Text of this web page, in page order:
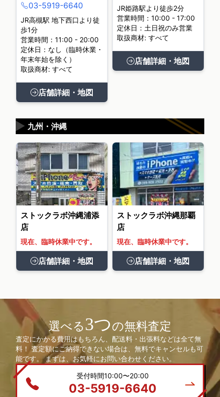
03-5919-6640
JR高槻駅 地下西口より徒
歩1分
営業時間：11:00 - 20:00
定休日：なし（臨時休業・
年末年始を除く）
取扱商材: すべて
店舗詳細・地図
JR姫路駅より徒歩2分
営業時間：10:00 - 17:00
定休日：土日祝のみ営業
取扱商材: すべて
店舗詳細・地図
九州・沖縄
▶
ストックラボ沖縄浦添
店
現在、臨時休業中です。
店舗詳細・地図
ストックラボ沖縄那覇
店
現在、臨時休業中です。
店舗詳細・地図
選べる3つの無料査定
査定にかかる費用はもちろん、配送料・出張料などは全て無
料！ 査定額にご納得できない場合は、無料でキャンセルも可
能です。 まずは、お気軽にお問い合わせください。
受付時間10:00〜20:00
03-5919-6640